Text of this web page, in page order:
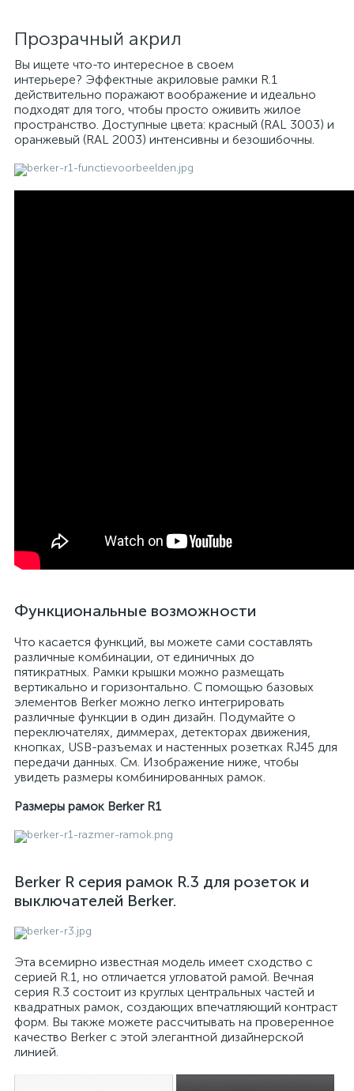
Прозрачный акрил
Вы ищете что-то интересное в своем
интерьере? Эффектные акриловые рамки R.1
действительно поражают воображение и идеально
подходят для того, чтобы просто оживить жилое
пространство. Доступные цвета: красный (RAL 3003) и
оранжевый (RAL 2003) интенсивны и безошибочны.
Функциональные возможности
Что касается функций, вы можете сами составлять
различные комбинации, от единичных до
пятикратных. Рамки крышки можно размещать
вертикально и горизонтально. С помощью базовых
элементов Berker можно легко интегрировать
различные функции в один дизайн. Подумайте о
переключателях, диммерах, детекторах движения,
кнопках, USB-разъемах и настенных розетках RJ45 для
передачи данных. См. Изображение ниже, чтобы
увидеть размеры комбинированных рамок.
Размеры рамок Berker R1
Berker R серия рамок R.3 для розеток и
выключателей Berker.
Эта всемирно известная модель имеет сходство с
серией R.1, но отличается угловатой рамой. Вечная
серия R.3 состоит из круглых центральных частей и
квадратных рамок, создающих впечатляющий контраст
форм. Вы также можете рассчитывать на проверенное
качество Berker с этой элегантной дизайнерской
линией.